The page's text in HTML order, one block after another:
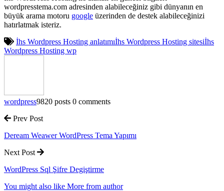
wordpresstema.com adresinden alabileceğiniz gibi dünyanın en
büyük arama motoru google üzerinden de destek alabileceğinizi
hatırlatmak isteriz.
İhs Wordpress Hosting anlatımıİhs Wordpress Hosting sitesiİhs
Wordpress Hosting wp
wordpress9820 posts 0 comments
Prev Post
Deream Weawer WordPress Tema Yapımı
Next Post
WordPress Sql Şifre Degiştirme
You might also like More from author